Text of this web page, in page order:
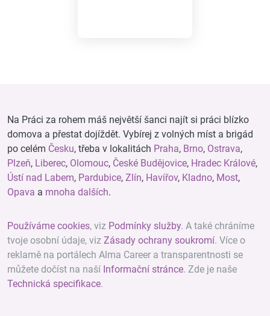
Na Práci za rohem máš největší šanci najít si práci blízko
domova a přestat dojíždět. Vybírej z volných míst a brigád
po celém Česku, třeba v lokalitách Praha, Brno, Ostrava,
Plzeň, Liberec, Olomouc, České Budějovice, Hradec Králové,
Ústí nad Labem, Pardubice, Zlín, Havířov, Kladno, Most,
Opava a mnoha dalších.
Používáme cookies, viz Podmínky služby. A také chráníme
tvoje osobní údaje, viz Zásady ochrany soukromí. Více o
reklamě na portálech Alma Career a transparentnosti se
můžete dočíst na naší Informační stránce. Zde je naše
Technická specifikace.